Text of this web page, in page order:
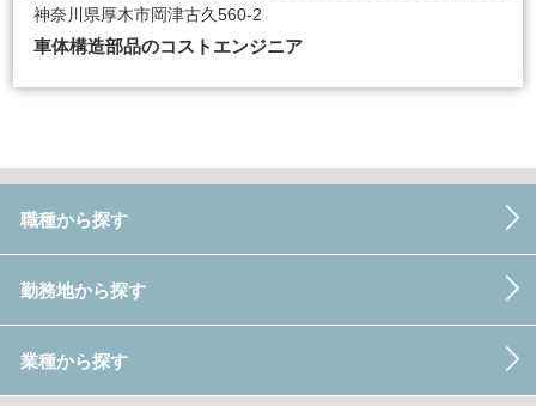
神奈川県厚木市岡津古久560-2
車体構造部品のコストエンジニア
職種から探す
勤務地から探す
業種から探す